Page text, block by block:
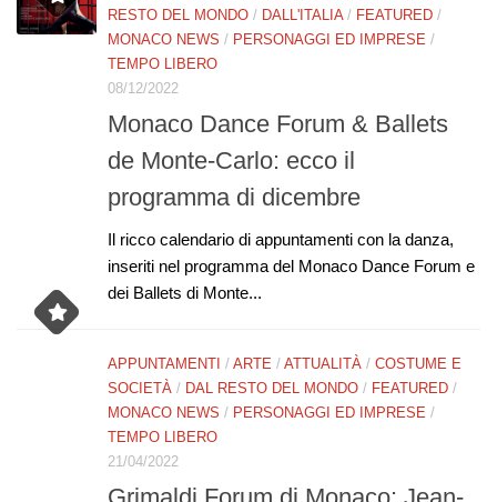
RESTO DEL MONDO / DALL'ITALIA / FEATURED /
MONACO NEWS / PERSONAGGI ED IMPRESE /
TEMPO LIBERO
08/12/2022
Monaco Dance Forum & Ballets
de Monte-Carlo: ecco il
programma di dicembre
Il ricco calendario di appuntamenti con la danza,
inseriti nel programma del Monaco Dance Forum e
dei Ballets di Monte...
APPUNTAMENTI / ARTE / ATTUALITÀ / COSTUME E
SOCIETÀ / DAL RESTO DEL MONDO / FEATURED /
MONACO NEWS / PERSONAGGI ED IMPRESE /
TEMPO LIBERO
21/04/2022